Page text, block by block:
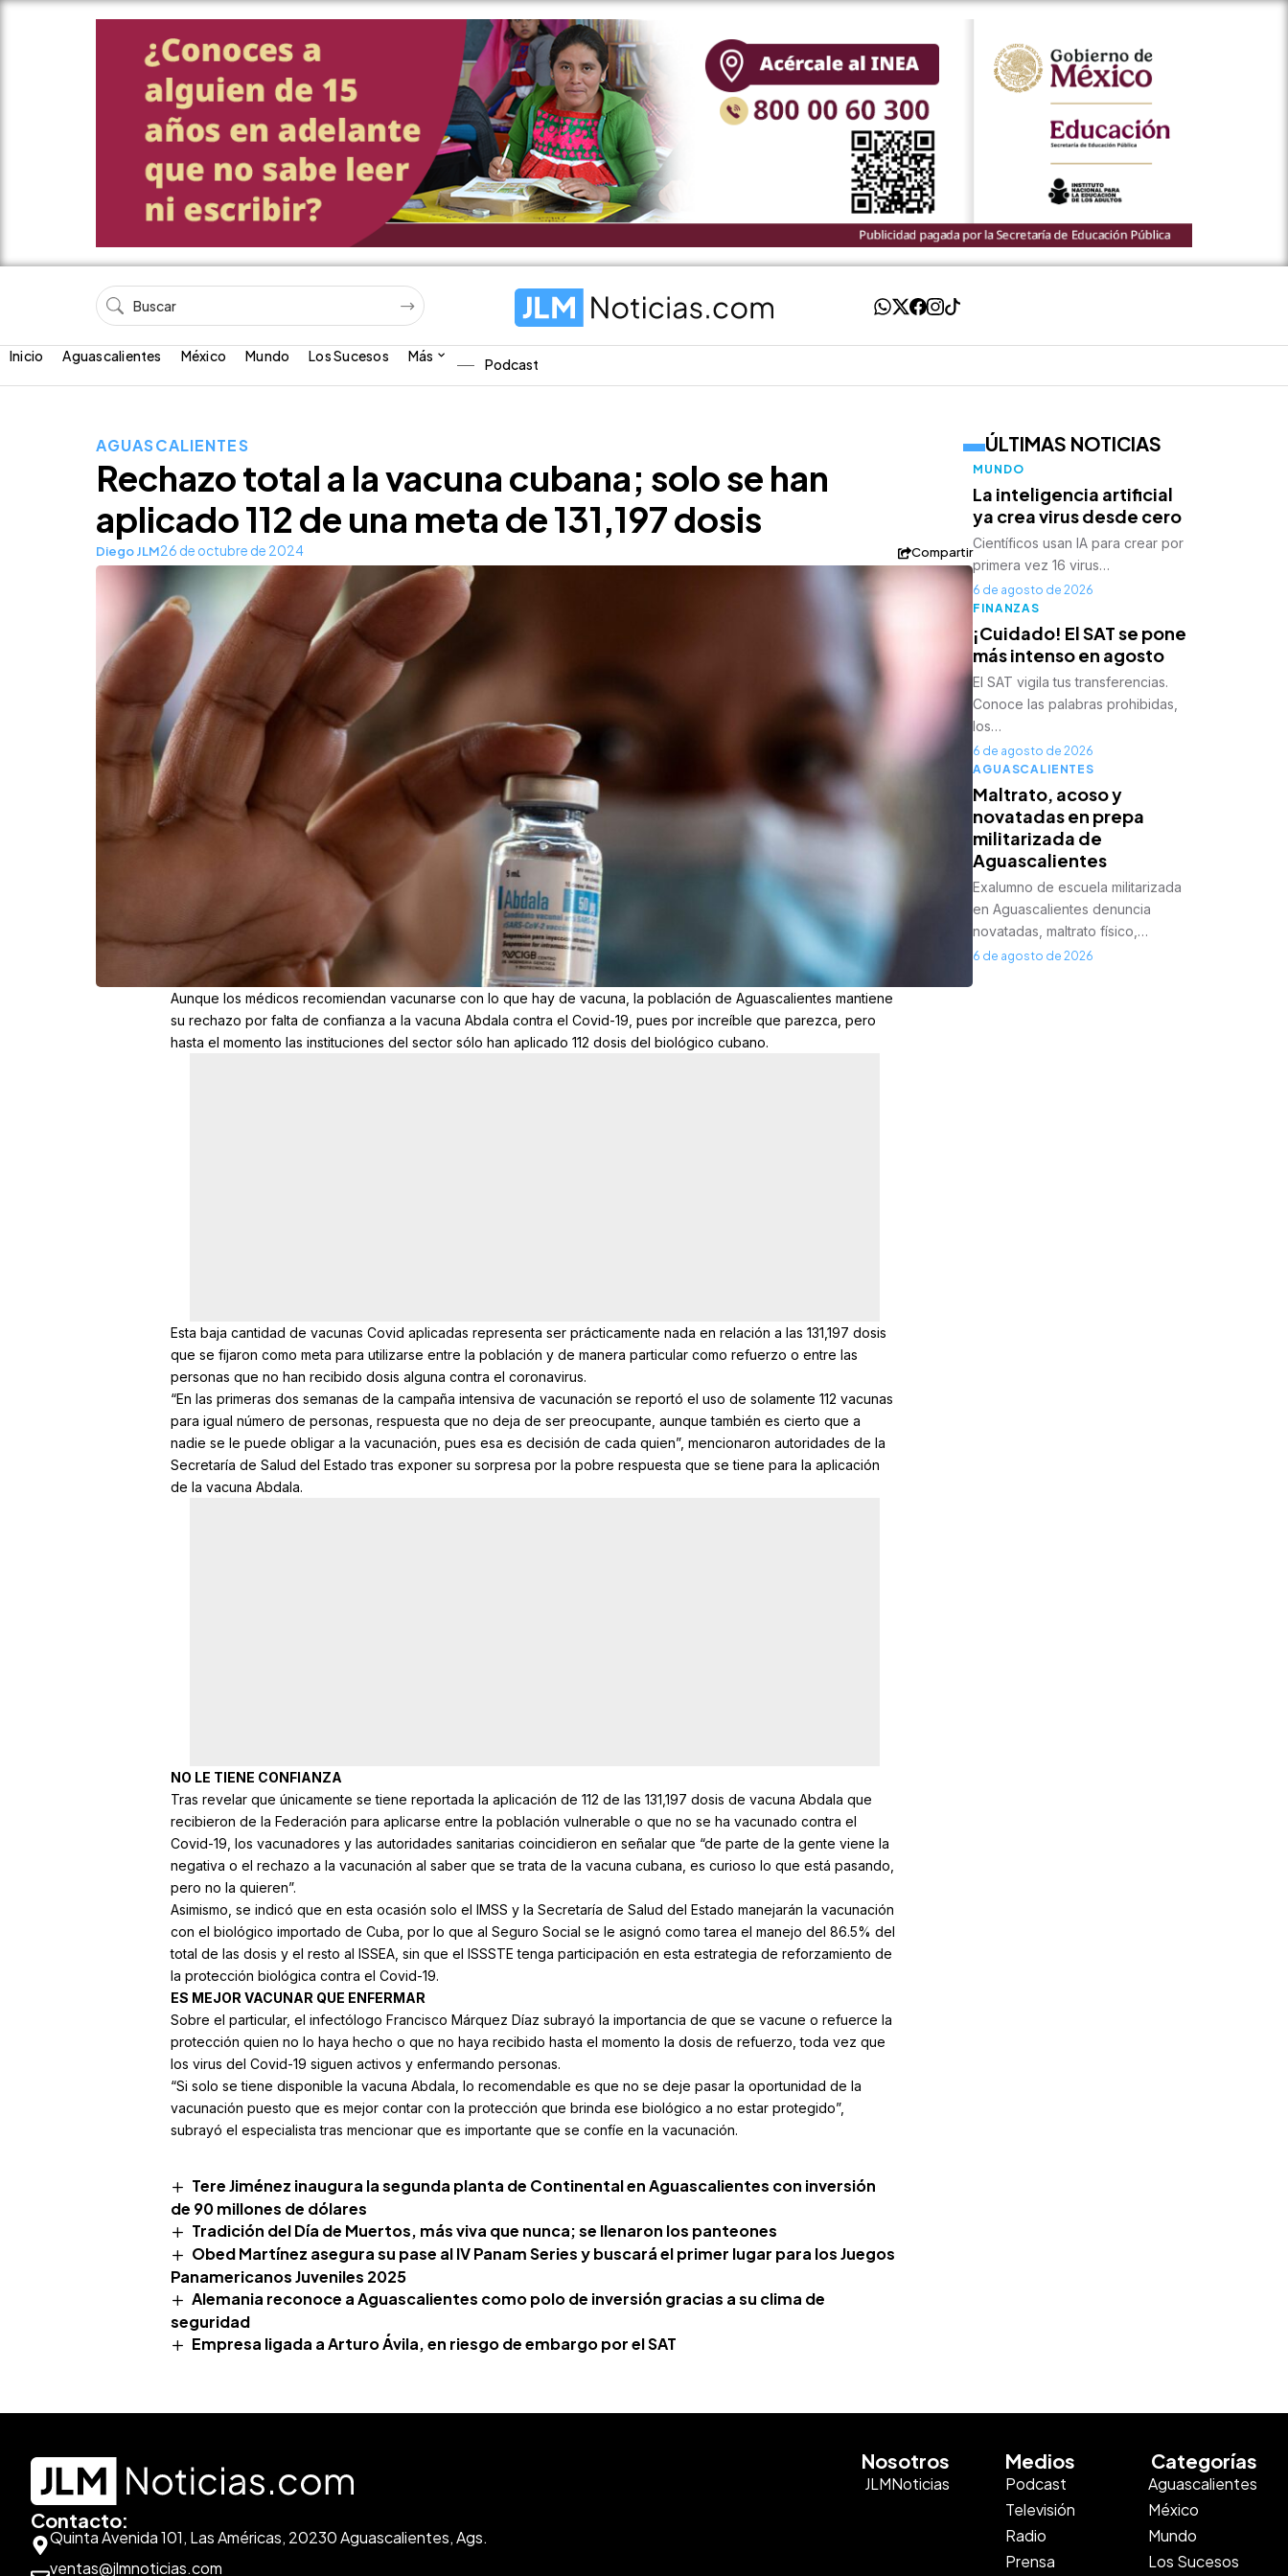
Inicio Aguascalientes México Mundo Los Sucesos Más Podcast
AGUASCALIENTES
Rechazo total a la vacuna cubana; solo se han
aplicado 112 de una meta de 131,197 dosis
Diego JLM26 de octubre de 2024 Compartir
Aunque los médicos recomiendan vacunarse con lo que hay de vacuna, la población de Aguascalientes mantiene
su rechazo por falta de confianza a la vacuna Abdala contra el Covid-19, pues por increíble que parezca, pero
hasta el momento las instituciones del sector sólo han aplicado 112 dosis del biológico cubano.
Esta baja cantidad de vacunas Covid aplicadas representa ser prácticamente nada en relación a las 131,197 dosis
que se fijaron como meta para utilizarse entre la población y de manera particular como refuerzo o entre las
personas que no han recibido dosis alguna contra el coronavirus.
“En las primeras dos semanas de la campaña intensiva de vacunación se reportó el uso de solamente 112 vacunas
para igual número de personas, respuesta que no deja de ser preocupante, aunque también es cierto que a
nadie se le puede obligar a la vacunación, pues esa es decisión de cada quien”, mencionaron autoridades de la
Secretaría de Salud del Estado tras exponer su sorpresa por la pobre respuesta que se tiene para la aplicación
de la vacuna Abdala.
NO LE TIENE CONFIANZA
Tras revelar que únicamente se tiene reportada la aplicación de 112 de las 131,197 dosis de vacuna Abdala que
recibieron de la Federación para aplicarse entre la población vulnerable o que no se ha vacunado contra el
Covid-19, los vacunadores y las autoridades sanitarias coincidieron en señalar que “de parte de la gente viene la
negativa o el rechazo a la vacunación al saber que se trata de la vacuna cubana, es curioso lo que está pasando,
pero no la quieren”.
Asimismo, se indicó que en esta ocasión solo el IMSS y la Secretaría de Salud del Estado manejarán la vacunación
con el biológico importado de Cuba, por lo que al Seguro Social se le asignó como tarea el manejo del 86.5% del
total de las dosis y el resto al ISSEA, sin que el ISSSTE tenga participación en esta estrategia de reforzamiento de
la protección biológica contra el Covid-19.
ES MEJOR VACUNAR QUE ENFERMAR
Sobre el particular, el infectólogo Francisco Márquez Díaz subrayó la importancia de que se vacune o refuerce la
protección quien no lo haya hecho o que no haya recibido hasta el momento la dosis de refuerzo, toda vez que
los virus del Covid-19 siguen activos y enfermando personas.
“Si solo se tiene disponible la vacuna Abdala, lo recomendable es que no se deje pasar la oportunidad de la
vacunación puesto que es mejor contar con la protección que brinda ese biológico a no estar protegido”,
subrayó el especialista tras mencionar que es importante que se confíe en la vacunación.
Tere Jiménez inaugura la segunda planta de Continental en Aguascalientes con inversión
de 90 millones de dólares
Tradición del Día de Muertos, más viva que nunca; se llenaron los panteones
Obed Martínez asegura su pase al IV Panam Series y buscará el primer lugar para los Juegos
Panamericanos Juveniles 2025
Alemania reconoce a Aguascalientes como polo de inversión gracias a su clima de
seguridad
Empresa ligada a Arturo Ávila, en riesgo de embargo por el SAT
ÚLTIMAS NOTICIAS
MUNDO
La inteligencia artificial
ya crea virus desde cero
Científicos usan IA para crear por
primera vez 16 virus…
6 de agosto de 2026
FINANZAS
¡Cuidado! El SAT se pone
más intenso en agosto
El SAT vigila tus transferencias.
Conoce las palabras prohibidas,
los…
6 de agosto de 2026
AGUASCALIENTES
Maltrato, acoso y
novatadas en prepa
militarizada de
Aguascalientes
Exalumno de escuela militarizada
en Aguascalientes denuncia
novatadas, maltrato físico,…
6 de agosto de 2026
Contacto:
Quinta Avenida 101, Las Américas, 20230 Aguascalientes, Ags.
ventas@jlmnoticias.com
Nosotros
JLMNoticias
Medios
Podcast
Televisión
Radio
Prensa
Categorías
Aguascalientes
México
Mundo
Los Sucesos